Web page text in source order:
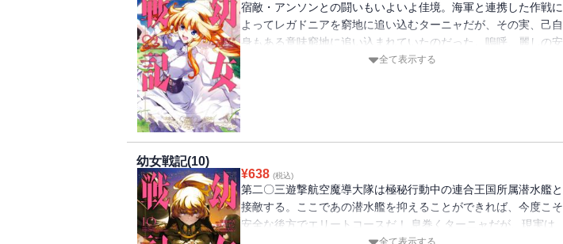
宿敵・アンソンとの闘いもいよいよ佳境。海軍と連携した作戦に
よってレガドニアを窮地に追い込むターニャだが、その実、己自
身もある意味窮地に追い込まれていたのだった。嗚呼、麗しの安
全な後方勤務はいつの日になるのだろうか。
全て表示する
幼女戦記(10)
¥638 (税込)
第二〇三遊撃航空魔導大隊は極秘行動中の連合王国所属潜水艦と
接敵する。ここであの潜水艦を抑えることができれば、今度こそ
安全な後方でエリートコースだ！ 息巻くターニャだが、現実は